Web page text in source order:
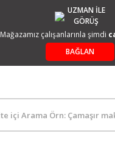
UZMAN İLE
GÖRÜŞ
Mağazamız çalışanlarınla şimdi
BAĞLAN